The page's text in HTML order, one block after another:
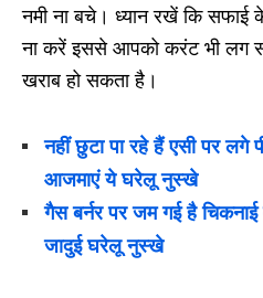
नमी ना बचे। ध्यान रखें कि सफाई
ना करें इससे आपको करंट भी लग
खराब हो सकता है।
नहीं छुटा पा रहे हैं एसी पर लगे
आजमाएं ये घरेलू नुस्खे
गैस बर्नर पर जम गई है
जादुई घरेलू नुस्खे